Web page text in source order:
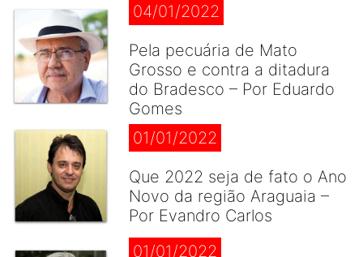
04/01/2022
Pela pecuária de Mato
Grosso e contra a ditadura
do Bradesco – Por Eduardo
Gomes
01/01/2022
Que 2022 seja de fato o Ano
Novo da região Araguaia –
Por Evandro Carlos
01/01/2022